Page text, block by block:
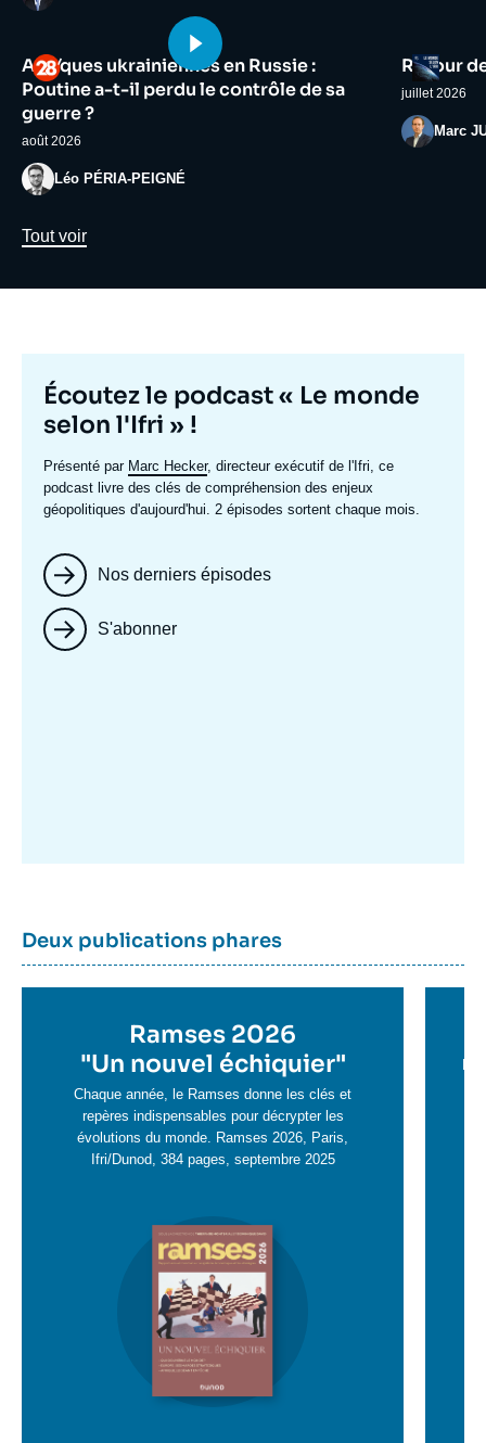
Logo
Image
principale
médiatique
Attaques ukrainiennes en Russie :
Poutine a-t-il perdu le contrôle de sa
guerre ?
août 2026
PhotoLéo PÉRIA-PEIGNÉ
Logo
Image
principale
Retour
juillet 2026
PhotoMarc
Lien
Tout voir
Titre
mis
en
avant
Écoutez le podcast « Le monde
selon l'Ifri » !
Texte
accroche
Présenté par Marc Hecker, directeur exécutif de l'Ifri, ce
podcast livre des clés de compréhension des enjeux
géopolitiques d'aujourd'hui. 2 épisodes sortent chaque mois.
Nos derniers épisodes
S'abonner
Dernière
parutions
Titre
container
Deux publications phares
en
savoir
plus
Ramses 2026
"Un nouvel échiquier"
Chaque année, le Ramses donne les clés et
repères indispensables pour décrypter les
évolutions du monde. Ramses 2026, Paris,
Ifri/Dunod, 384 pages, septembre 2025